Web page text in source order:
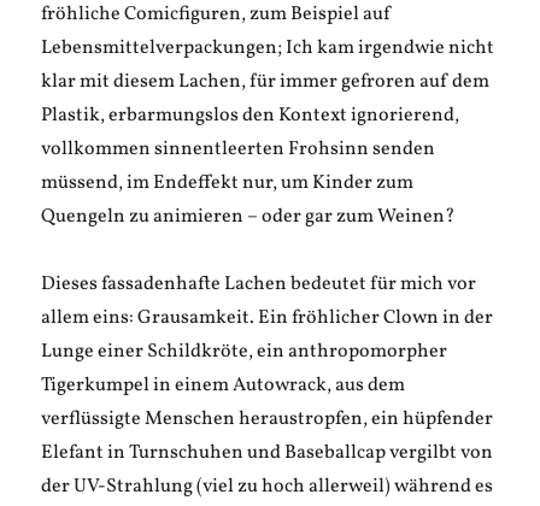
fröhliche Comicfiguren, zum Beispiel auf
Lebensmittelverpackungen; Ich kam irgendwie nicht
klar mit diesem Lachen, für immer gefroren auf dem
Plastik, erbarmungslos den Kontext ignorierend,
vollkommen sinnentleerten Frohsinn senden
müssend, im Endeffekt nur, um Kinder zum
Quengeln zu animieren – oder gar zum Weinen?
Dieses fassadenhafte Lachen bedeutet für mich vor
allem eins: Grausamkeit. Ein fröhlicher Clown in der
Lunge einer Schildkröte, ein anthropomorpher
Tigerkumpel in einem Autowrack, aus dem
verflüssigte Menschen heraustropfen, ein hüpfender
Elefant in Turnschuhen und Baseballcap vergilbt von
der UV-Strahlung (viel zu hoch allerweil) während es